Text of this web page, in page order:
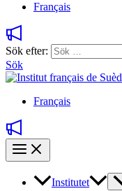
Français
Sök efter:
Sök
Français
Institutet